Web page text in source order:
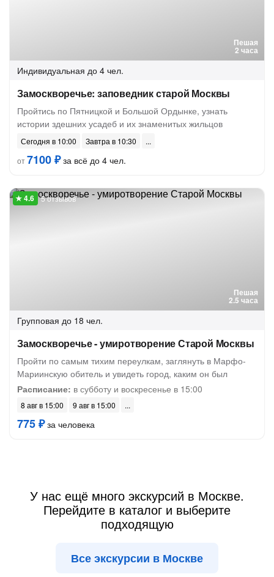
Пешая
2 часа
Индивидуальная до 4 чел.
Замоскворечье: заповедник старой Москвы
Пройтись по Пятницкой и Большой Ордынке, узнать
истории здешних усадеб и их знаменитых жильцов
Сегодня в 10:00
Завтра в 10:30
от7100 ₽за всё до 4 чел.
Пешая
2.5 часа
5 отзывов
Групповая до 18 чел.
Замоскворечье - умиротворение Старой Москвы
Пройти по самым тихим переулкам, заглянуть в Марфо-
Мариинскую обитель и увидеть город, каким он был
Расписание: в субботу и воскресенье в 15:00
8 авг в 15:00 9 авг в 15:00
775 ₽за человека
У нас ещё много экскурсий в Москве.
Перейдите в каталог и выберите
подходящую
Все экскурсии в Москве